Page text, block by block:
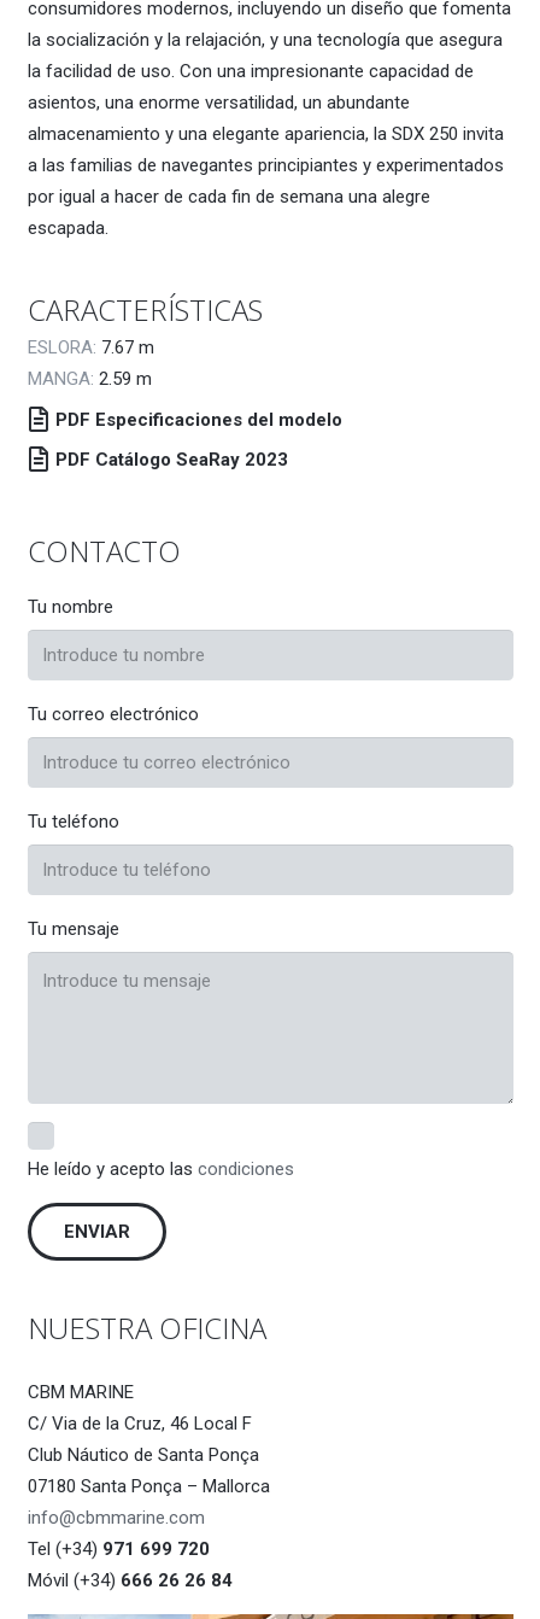
consumidores modernos, incluyendo un diseño que fomenta
la socialización y la relajación, y una tecnología que asegura
la facilidad de uso. Con una impresionante capacidad de
asientos, una enorme versatilidad, un abundante
almacenamiento y una elegante apariencia, la SDX 250 invita
a las familias de navegantes principiantes y experimentados
por igual a hacer de cada fin de semana una alegre
escapada.
CARACTERÍSTICAS
ESLORA: 7.67 m
MANGA: 2.59 m
PDF Especificaciones del modelo
PDF Catálogo SeaRay 2023
CONTACTO
Tu nombre
Tu correo electrónico
Tu teléfono
Tu mensaje
He leído y acepto las condiciones
NUESTRA OFICINA
CBM MARINE
C/ Via de la Cruz, 46 Local F
Club Náutico de Santa Ponça
07180 Santa Ponça – Mallorca
info@cbmmarine.com
Tel (+34) 971 699 720
Móvil (+34) 666 26 26 84